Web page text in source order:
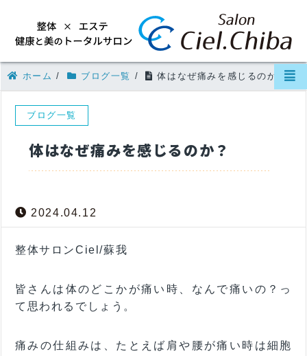
ホーム / ブログ一覧 / 体はなぜ痛みを感じるのか？
ブログ一覧
体はなぜ痛みを感じるのか？
2024.04.12
整体サロンCiel/蘇我
皆さんは体のどこかが痛い時、なんで痛いの？っ
て思われるでしょう。
痛みの仕組みは、たとえば肩や腰が痛い時は細胞